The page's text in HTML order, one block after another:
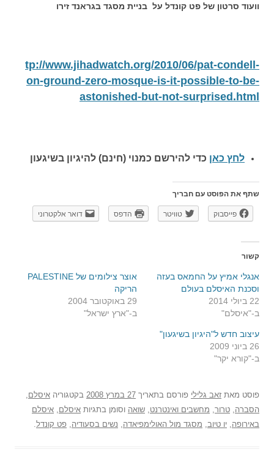
וועוד סרטון של פט קונדל על בניית מסגד בגראנד זירו
tp://www.jihadwatch.org/2010/06/pat-condell-
on-ground-zero-mosque-is-it-possible-to-be-
astonished-but-not-surprised.html
לחץ כאן כדי להירשם כמנוי (חינם) להיגיון בשיגעון
שתף את הפוסט עם חבריך
פייסבוק טוויטר הדפס דואר אלקטרוני
קשור
אנגלי אמיץ על החמאס בעזה
וסכנת האיסלם בעולם
22 ביולי 2014
ב-"איסלם"
אוצר צילומים של PALESTINE
הריקה
29 באוקטובר 2004
ב-"ארץ ישראל"
עיצוב חדש ל"היגיון בשיגעון"
26 ביוני 2009
ב-"קורא יקר"
פוסט מאת זאב גלילי פורסם בתאריך 27 במרץ 2008 בקטגוריה איסלם
הסברה טרור מחשבים ואינטרנט שואה וסומן בתגיות איסלם איסלם
באירופה יו טיוב מסגד מול האולימפיאדה נשים בסעודיה פט קונדל